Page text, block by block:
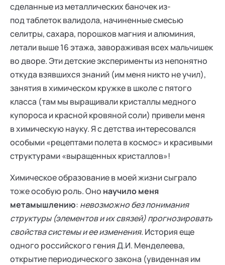
сделанные из металлических баночек из-
под таблеток валидола, начиненные смесью
селитры, сахара, порошков магния и алюминия,
летали выше 16 этажа, завораживая всех мальчишек
во дворе. Эти детские эксперименты из непонятно
откуда взявшихся знаний (им меня никто не учил),
занятия в химическом кружке в школе с пятого
класса (там мы выращивали кристаллы медного
купороса и красной кровяной соли) привели меня
в химическую науку. Я с детства интересовался
особыми «рецептами полета в космос» и красивыми
структурами «выращенных кристаллов»!
Химическое образование в моей жизни сыграло
тоже особую роль. Оно научило меня
метамышлению: невозможно без понимания
структуры (элементов и их связей) прогнозировать
свойства системы и ее изменения. История еще
одного российского гения Д.И. Менделеева,
открытие периодического закона (увиденная им